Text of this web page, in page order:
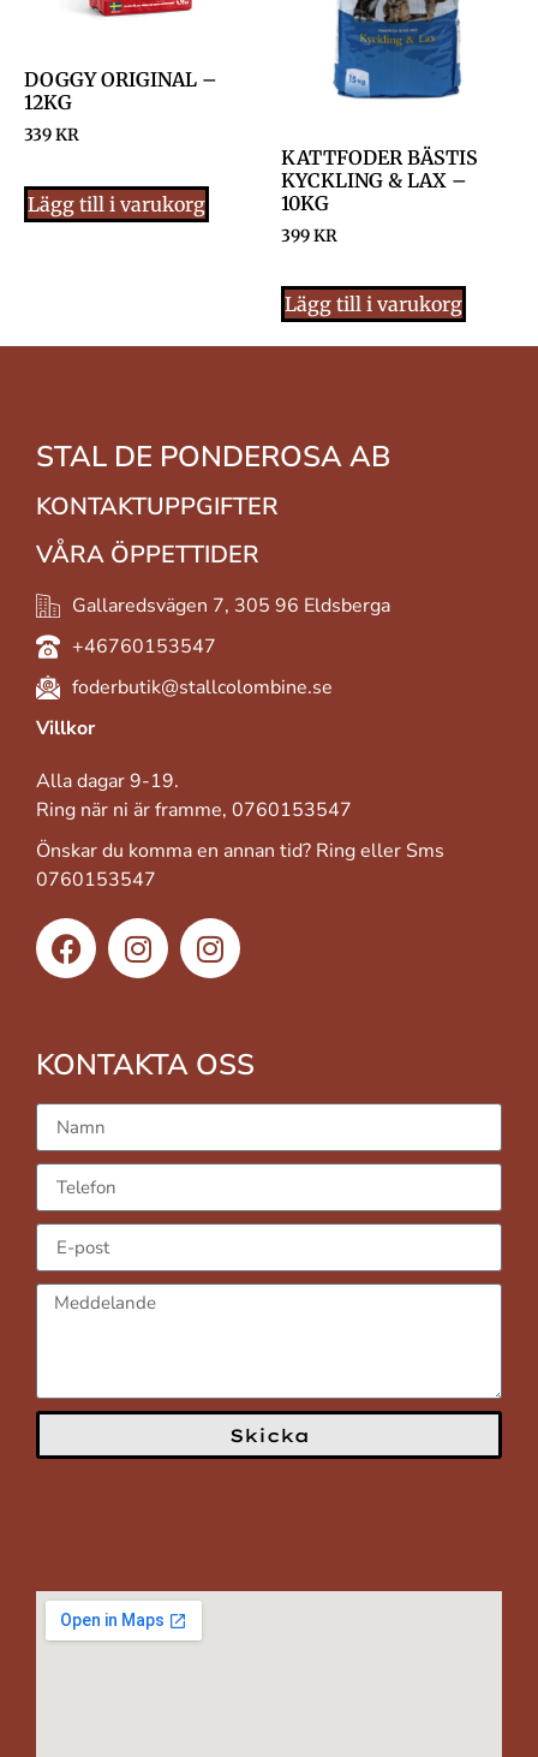
DOGGY ORIGINAL –
12KG
339KR
Lägg till i varukorg
KATTFODER BÄSTIS
KYCKLING & LAX –
10KG
399KR
Lägg till i varukorg
STAL DE PONDEROSA AB
KONTAKTUPPGIFTER
VÅRA ÖPPETTIDER
Gallaredsvägen 7, 305 96 Eldsberga
+46760153547
foderbutik@stallcolombine.se
Villkor
Alla dagar 9-19.
Ring när ni är framme, 0760153547
Önskar du komma en annan tid? Ring eller Sms
0760153547
KONTAKTA OSS
Skicka